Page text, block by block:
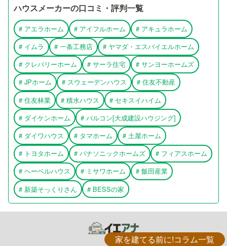
ハウスメーカーの口コミ・評判一覧
# アエラホーム # アイフルホーム # アキュラホーム
# イムラ # 一条工務店 # ヤマダ・エスバイエルホーム
# クレバリーホーム # サーラ住宅 # サンヨーホームズ
# JPホーム # スウェーデンハウス # 住友不動産
# 住友林業 # 積水ハウス # セキスイハイム
# ダイケンホーム # パルコン[大成建設ハウジング]
# ダイワハウス # タマホーム # 土屋ホーム
# トヨタホーム # パナソニックホームズ # フィアスホーム
# ヘーベルハウス # ミサワホーム # 飯田産業
# 新築そっくりさん # BESSの家
家を建てる前に!コラム一覧